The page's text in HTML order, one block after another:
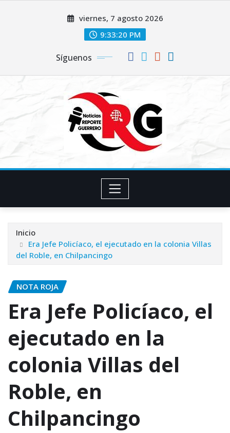
viernes, 7 agosto 2026
9:33:21 PM
Síguenos
Inicio
Era Jefe Policíaco, el ejecutado en la colonia Villas
del Roble, en Chilpancingo
NOTA ROJA
Era Jefe Policíaco, el
ejecutado en la
colonia Villas del
Roble, en
Chilpancingo